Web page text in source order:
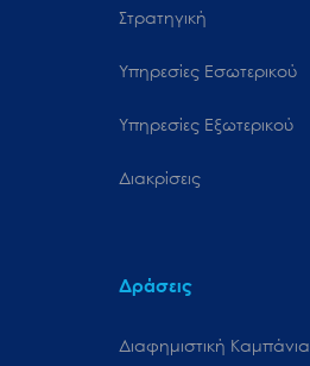
Στρατηγική
Υπηρεσίες Εσωτερικού
Υπηρεσίες Εξωτερικού
Διακρίσεις
Δράσεις
Διαφημιστική Καμπάνια